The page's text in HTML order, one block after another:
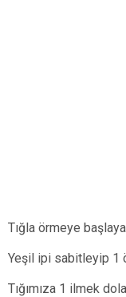
Tığla örmeye
Yeşil ipi sabitleyip 1
Tığımıza 1 ilmek